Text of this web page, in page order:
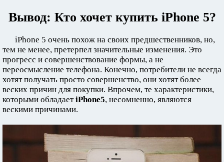
Вывод: Кто хочет купить iPhone 5?
iPhone 5 очень похож на своих предшественников, но,
тем не менее, претерпел значительные изменения. Это
прогресс и совершенствование формы, а не
переосмысление телефона. Конечно, потребители не всегда
хотят получать просто совершенство, они хотят более
веских причин для покупки. Впрочем, те характеристики,
которыми обладаетiPhone5, несомненно, являются
вескими причинами.